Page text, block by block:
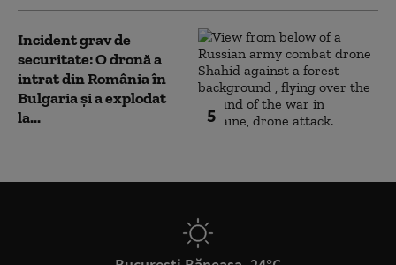
5
Incident grav de
securitate: O dronă a
intrat din România în
Bulgaria şi a explodat
la...